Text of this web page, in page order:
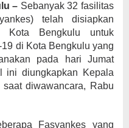
– Sebanyak 32 fasilitas
telah disiapkan
Kota Bengkulu untuk
di Kota Bengkulu yang
pada hari Jumat
ini diungkapkan Kepala
diwawancara, Rabu
Fasyankes yang